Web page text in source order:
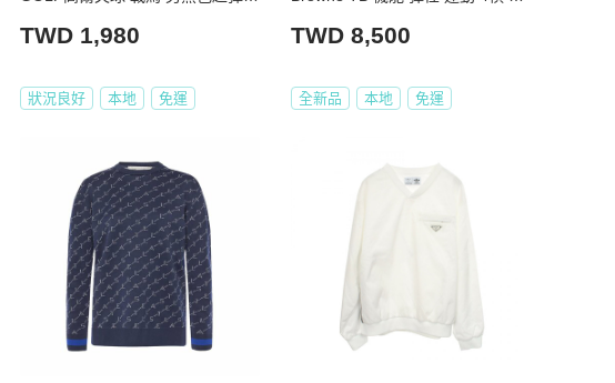
TWD 1,980
狀況良好 本地 免運
15500
TWD 8,500
全新品 本地 免運